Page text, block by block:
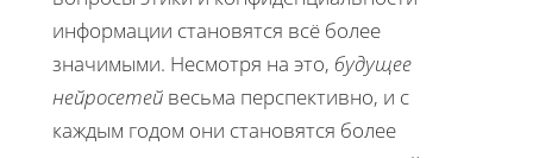
информации становятся всё более
значимыми. Несмотря на это, будущее
нейросетей весьма перспективно, и с
каждым годом они становятся более